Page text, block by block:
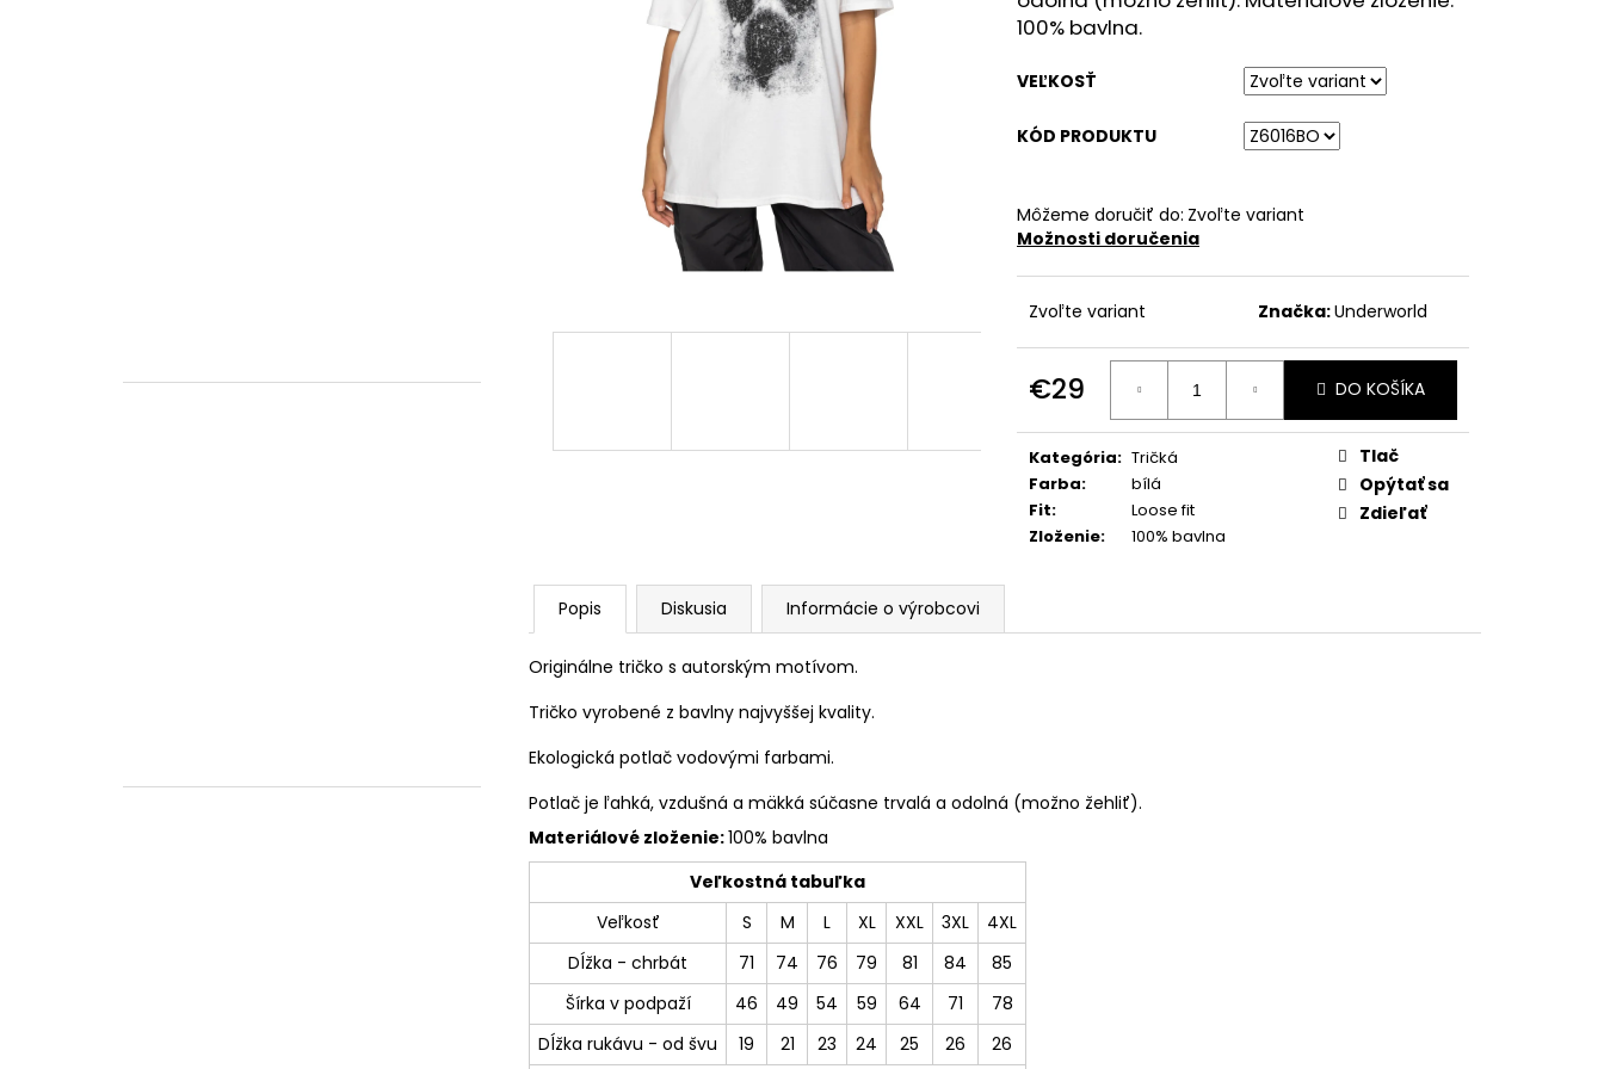
100% bavlna.
VEĽKOSŤ
KÓD PRODUKTU
Môžeme doručiť do: Zvoľte variant
Možnosti doručenia
Zvoľte variant Značka:Underworld
€29
Jednotková
cena:
DO KOŠÍKA
Kategória: Tričká
Farba:
bílá
Fit:
Loose fit
Zloženie: 100% bavlna
Tlač
Opýtať sa
Zdieľať
Popis Diskusia Informácie o výrobcovi
Originálne tričko s autorským motívom.
Tričko vyrobené z bavlny najvyššej kvality.
Ekologická potlač vodovými farbami.
Potlač je ľahká, vzdušná a mäkká súčasne trvalá a odolná (možno žehliť).
Materiálové zloženie:100% bavlna
Veľkostná tabuľka
Veľkosť
S M L XL XXL 3XL
4XL
Dĺžka - chrbát
71 74 76 79 81 84
85
Šírka v podpaží
46 49 54 59 64 71
78
Dĺžka rukávu - od švu
19 21 23 24 25 26 26